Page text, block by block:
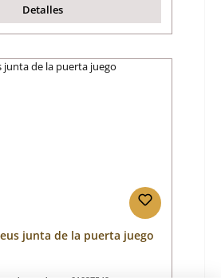
Detalles
junta de la puerta juego